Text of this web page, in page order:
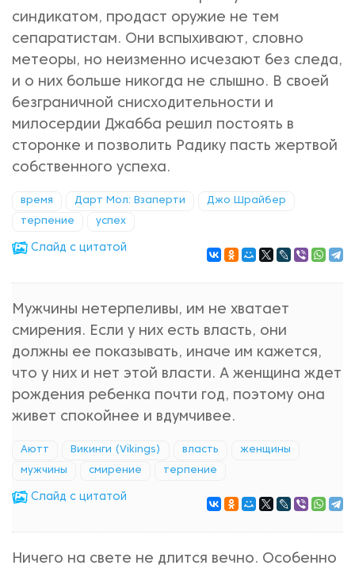
синдикатом, продаст оружие не тем
сепаратистам. Они вспыхивают, словно
метеоры, но неизменно исчезают без следа,
и о них больше никогда не слышно. В своей
безграничной снисходительности и
милосердии Джабба решил постоять в
сторонке и позволить Радику пасть жертвой
собственного успеха.
время Дарт Мол: Взаперти Джо Шрайбер
терпение успех
Cлайд с цитатой
Мужчины нетерпеливы, им не хватает
смирения. Если у них есть власть, они
должны ее показывать, иначе им кажется,
что у них и нет этой власти. А женщина ждет
рождения ребенка почти год, поэтому она
живет спокойнее и вдумчивее.
Аютт Викинги (Vikings) власть женщины
мужчины смирение терпение
Cлайд с цитатой
Ничего на свете не длится вечно. Особенно